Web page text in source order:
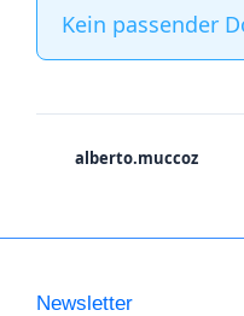
Kein passender
alberto.muccoz
Newsletter